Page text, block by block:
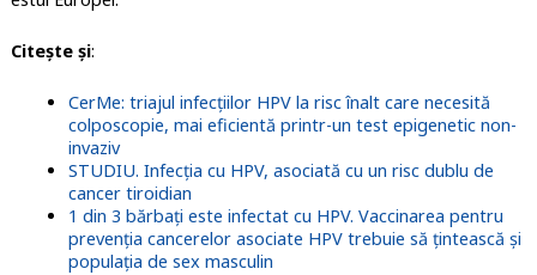
Citeşte şi:
CerMe: triajul infecțiilor HPV la risc înalt care necesită
colposcopie, mai eficientă printr-un test epigenetic non-
invaziv
STUDIU. Infecția cu HPV, asociată cu un risc dublu de
cancer tiroidian
1 din 3 bărbați este infectat cu HPV. Vaccinarea pentru
prevenția cancerelor asociate HPV trebuie să țintească și
populația de sex masculin